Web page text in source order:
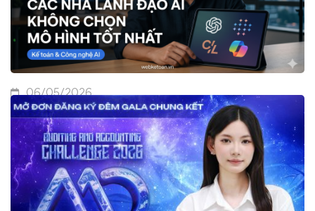
06/05/2026
Các nhà lãnh đạo AI không chọn mô hình “tốt nhất”
Họ đã xây dựng mô hình phù hợp vào quy …
Read More